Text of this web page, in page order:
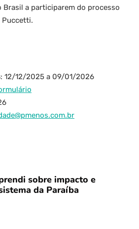
a participarem do processo
Puccetti.
: 12/12/2025 a 09/01/2026
sobre impacto e
da Paraíba